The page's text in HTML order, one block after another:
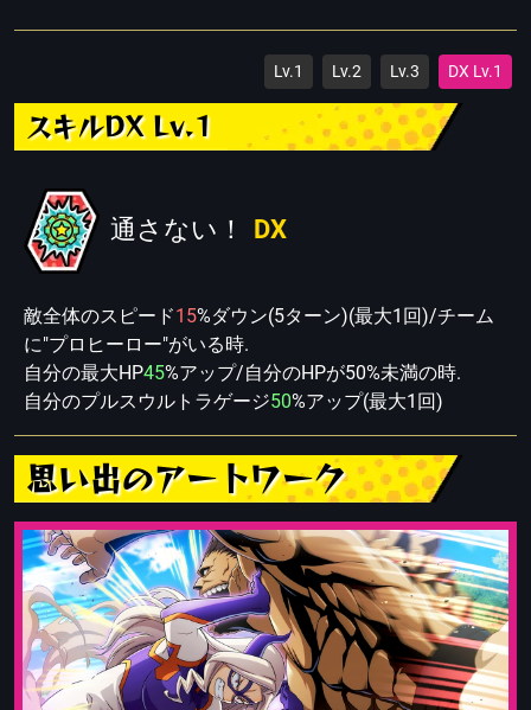
Lv.1 Lv.2 Lv.3 DX Lv.1
スキルDX Lv.1
通さない！ DX
敵全体のスピード15%ダウン(5ターン)(最大1回)/チーム
に"プロヒーロー"がいる時.
自分の最大HP45%アップ/自分のHPが50%未満の時.
自分のプルスウルトラゲージ50%アップ(最大1回)
思い出のアートワーク